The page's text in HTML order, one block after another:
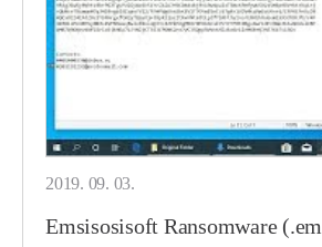
2019. 09. 03.
Emsisosisoft Ransomware (.em